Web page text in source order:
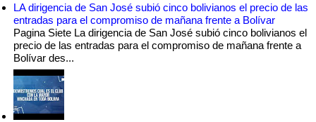
LA dirigencia de San José subió cinco bolivianos el precio de las
entradas para el compromiso de mañana frente a Bolívar
Pagina Siete La dirigencia de San José subió cinco bolivianos el
precio de las entradas para el compromiso de mañana frente a
Bolívar des...